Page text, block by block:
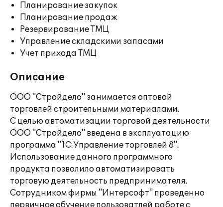
Планирование закупок
Планирование продаж
Резервирование ТМЦ
Управление складскими запасами
Учет прихода ТМЦ
Описание
ООО "Стройдело" занимается оптовой
торговлей строительными материалами.
С целью автоматизации торговой деятельности
ООО "Стройдело" введена в эксплуатацию
программа "1С:Управление торговлей 8".
Использование данного программного
продукта позволило автоматизировать
торговую деятельность предпринимателя.
Сотрудником фирмы "Интерсофт" проведенно
первичное обучение пользоватлей работе с